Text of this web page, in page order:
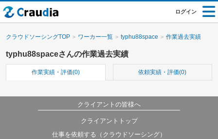
ログイン
クラウドソーシングTOP ワーカー一覧 typhu88space 作業過去実績
typhu88spaceさんの作業過去実績
作業実績・評価(0) 依頼実績・評価(0)
クライアントの皆様へ
クライアントトップ
仕事を依頼する（クラウドソーシング）